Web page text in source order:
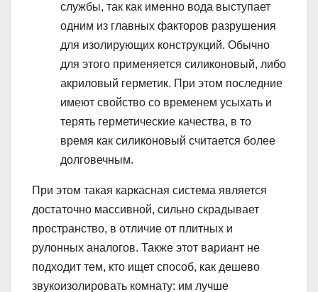
службы, так как именно вода выступает
одним из главных факторов разрушения
для изолирующих конструкций. Обычно
для этого применяется силиконовый, либо
акриловый герметик. При этом последние
имеют свойство со временем усыхать и
терять герметические качества, в то
время как силиконовый считается более
долговечным.
При этом такая каркасная система является
достаточно массивной, сильно скрадывает
пространство, в отличие от плитных и
рулонных аналогов. Также этот вариант не
подходит тем, кто ищет способ, как дешево
звукоизолировать комнату: им лучше